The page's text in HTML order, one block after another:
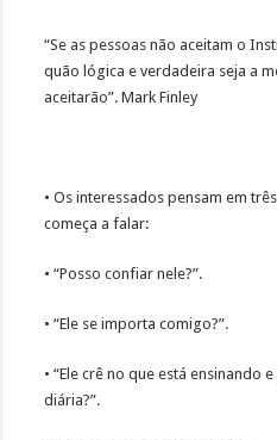
“Se as pessoas não aceitam o
quão lógica e verdadeira seja a
aceitarão”. Mark Finley
• Os interessados pensam em
começa a falar:
• “Posso confiar nele?”.
• “Ele se importa comigo?”.
• “Ele crê no que está ensinando
diária?”.